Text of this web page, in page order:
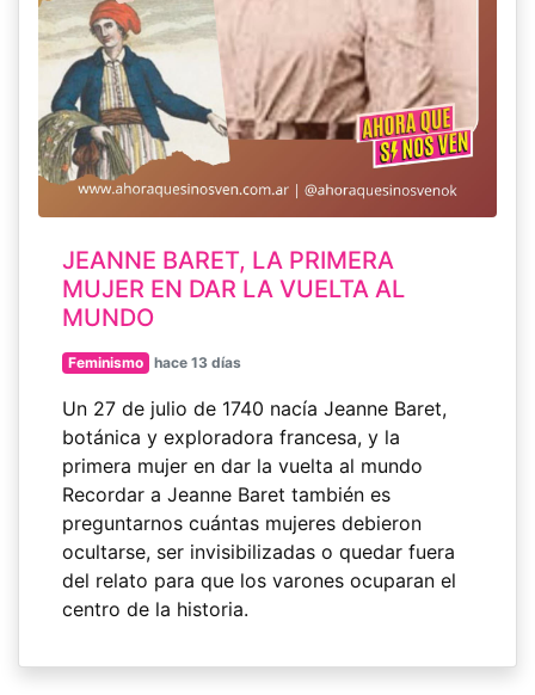
JEANNE BARET, LA PRIMERA
MUJER EN DAR LA VUELTA AL
MUNDO
Feminismo hace 13 días
Un 27 de julio de 1740 nacía Jeanne Baret,
botánica y exploradora francesa, y la
primera mujer en dar la vuelta al mundo
Recordar a Jeanne Baret también es
preguntarnos cuántas mujeres debieron
ocultarse, ser invisibilizadas o quedar fuera
del relato para que los varones ocuparan el
centro de la historia.